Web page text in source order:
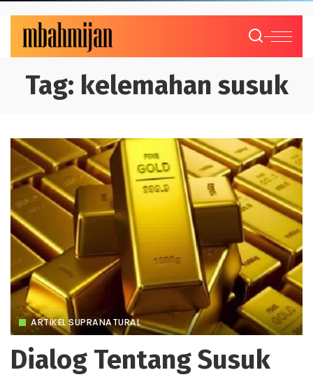
Tag: kelemahan susuk
ARTIKEL SUPRANATURAL
Dialog Tentang Susuk